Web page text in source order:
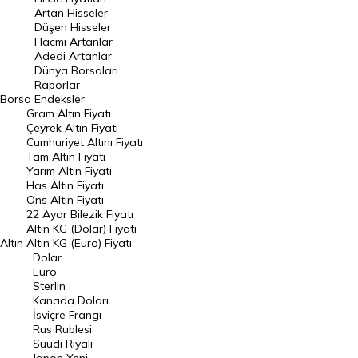
En Çok Düşen Hisseler
Hacmi Artanlar
Geçmiş Kapanışlar
Dünya Borsaları
Raporlar
Endeksler
DÖVİZ
Döviz Kuru
Dolar Kuru
Euro Kuru
Pound Kuru
Frank Kuru
Riyal Kuru
Avustralya Doları
Borsa
Artan Hisseler
Düşen Hisseler
Hacmi Artanlar
Adedi Artanlar
Dünya Borsaları
Raporlar
Endeksler
Altın
Gram Altın Fiyatı
Çeyrek Altın Fiyatı
Cumhuriyet Altını Fiyatı
Tam Altın Fiyatı
Yarım Altın Fiyatı
Has Altın Fiyatı
Ons Altın Fiyatı
22 Ayar Bilezik Fiyatı
Altın KG (Dolar) Fiyatı
Altın KG (Euro) Fiyatı
Dolar
Euro
Sterlin
Kanada Doları
İsviçre Frangı
Rus Rublesi
Suudi Riyali